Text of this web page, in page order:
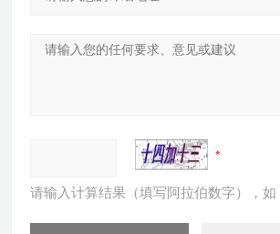
请输入计算结果（填写阿拉伯数字），